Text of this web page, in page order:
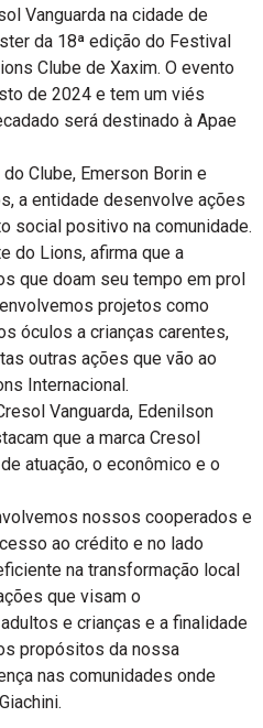
Vanguarda na cidade de
da 18ª edição do Festival
Clube de Xaxim. O evento
de 2024 e tem um viés
será destinado à Apae
Clube, Emerson Borin e
a entidade desenvolve ações
social positivo na comunidade.
do Lions, afirma que a
que doam seu tempo em prol
projetos como
óculos a crianças carentes,
outras ações que vão ao
Internacional.
Vanguarda, Edenilson
que a marca Cresol
atuação, o econômico e o
nossos cooperados e
ao crédito e no lado
na transformação local
que visam o
e crianças e a finalidade
propósitos da nossa
nas comunidades onde